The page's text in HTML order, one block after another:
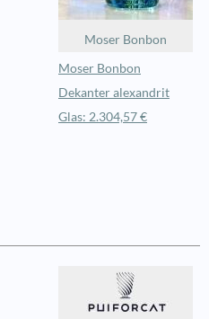
Moser Bonbon
Moser Bonbon
Dekanter alexandrit
Glas: 2.304,57 €